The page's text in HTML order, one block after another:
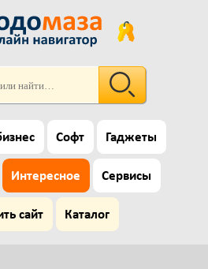
Софт Гаджеты
Интересное Сервисы
сайт Каталог